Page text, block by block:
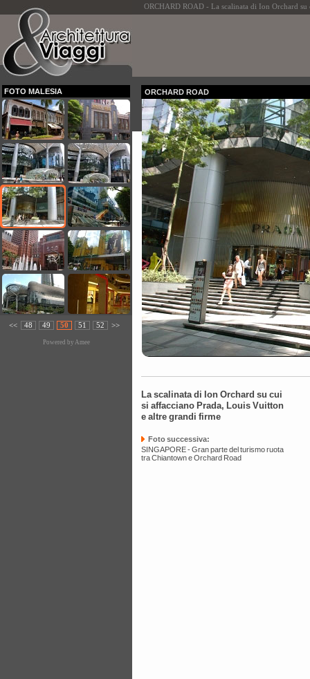
ORCHARD ROAD - La scalinata di Ion Orchard
FOTO MALESIA
<< 48 49 50 51 52 >>
Powered by Amee
ORCHARD ROAD
La scalinata di Ion Orchard su cui
si affacciano Prada, Louis Vuitton
e altre grandi firme
Foto successiva:
SINGAPORE - Gran parte del turismo ruota
tra Chiantown e Orchard Road